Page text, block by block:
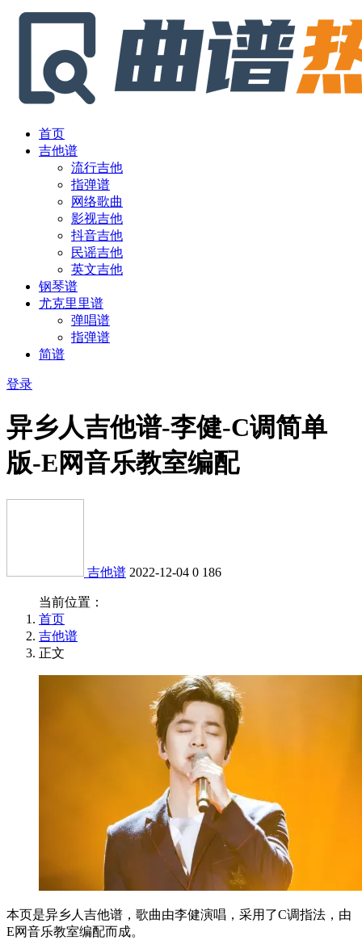
首页
吉他谱
流行吉他
指弹谱
网络歌曲
影视吉他
抖音吉他
民谣吉他
英文吉他
钢琴谱
尤克里里谱
弹唱谱
指弹谱
简谱
登录
异乡人吉他谱-李健-C调简单
版-E网音乐教室编配
吉他谱 2022-12-04 0 186
当前位置：
首页
吉他谱
正文
本页是异乡人吉他谱，歌曲由李健演唱，采用了C调指法，由
E网音乐教室编配而成。